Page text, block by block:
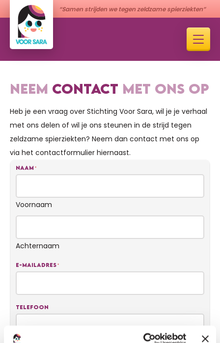
“Samen strijden we tegen zeldzame spierziekten”
NEEM CONTACT MET ONS OP
Heb je een vraag over Stichting Voor Sara, wil je je verhaal
met ons delen of wil je ons steunen in de strijd tegen
zeldzame spierziekten? Neem dan contact met ons op
via het contactformulier hiernaast.
Naam *
Voornaam
Achternaam
E-mailadres*
Telefoon